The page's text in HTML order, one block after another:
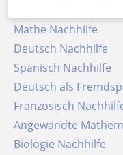
Mathe Nachhilfe
Deutsch Nachhilfe
Spanisch Nachhilfe
Deutsch als
Französisch
Angewandte
Biologie Nachhilfe